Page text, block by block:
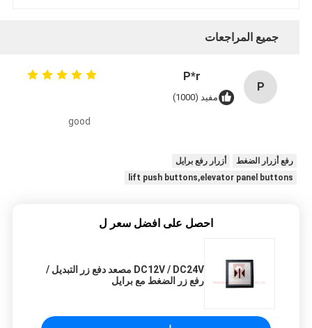
جميع المراجعات
P
P*r
مفيد (1000)
good
رفع أزرار الضغط
أزرار رفع برايل
lift push buttons,elevator panel buttons
احصل على افضل سعر ل
DC12V / DC24V مصعد دفع زر التبديل /
رفع زر الضغط مع برايل